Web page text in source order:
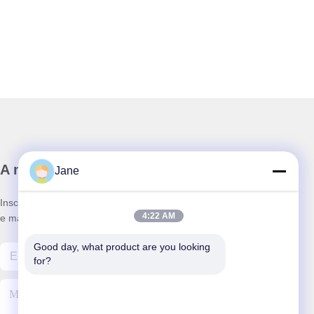
A nossa newsletter
Inscreva-se no nosso boletim informativo para obter descontos
e mais.
Jane
4:22 AM
Good day, what product are you looking
for?